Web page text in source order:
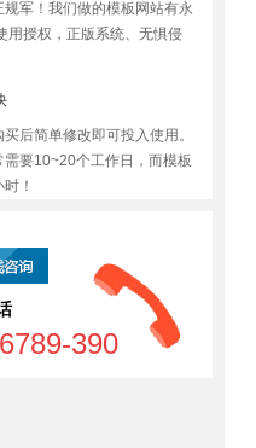
军！我们做的模板网站有永
用授权，正版系统、无惧侵
后简单修改即可投入使用。
需要10~20个工作日，而模板
！
390